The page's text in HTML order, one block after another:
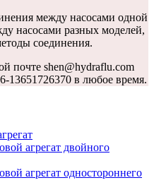
между насосами одной
насосами разных моделей,
соединения.
почте shen@hydraflu.com
13651726370 в любое время.
агрегат двойного
агрегат одностороннего